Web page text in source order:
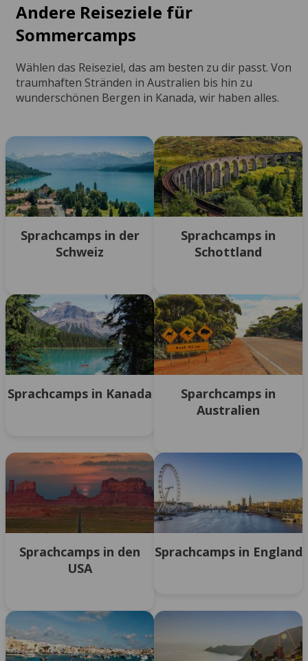
Andere Reiseziele für
Sommercamps
Wählen das Reiseziel, das am besten zu dir passt. Von
traumhaften Stränden in Australien bis hin zu
wunderschönen Bergen in Kanada, wir haben alles.
Sprachcamps in der
Schweiz
Sprachcamps in
Schottland
Sprachcamps in Kanada
Sparchcamps in
Australien
Sprachcamps in den
USA
Sprachcamps in England